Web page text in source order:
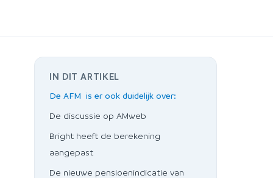
IN DIT ARTIKEL
De AFM is er ook duidelijk over:
De discussie op AMweb
Bright heeft de berekening
aangepast
De nieuwe pensioenindicatie van